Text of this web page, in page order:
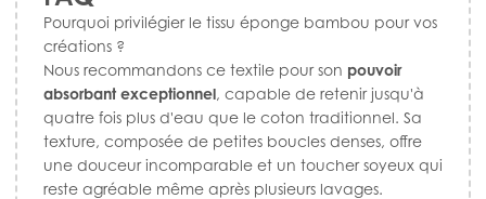
Pourquoi privilégier le tissu éponge bambou pour vos
créations ?
Nous recommandons ce textile pour son pouvoir
absorbant exceptionnel, capable de retenir jusqu'à
quatre fois plus d'eau que le coton traditionnel. Sa
texture, composée de petites boucles denses, offre
une douceur incomparable et un toucher soyeux qui
reste agréable même après plusieurs lavages.